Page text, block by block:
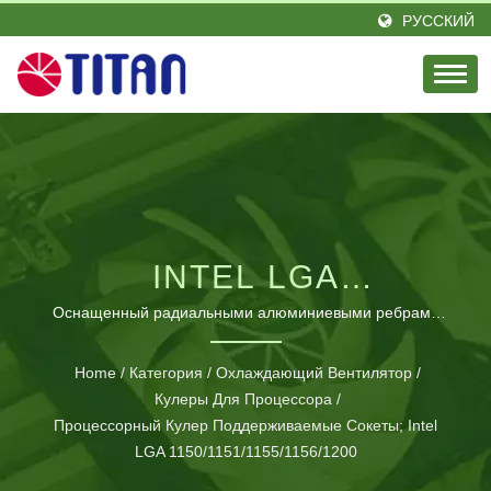
РУССКИЙ
INTEL LGA
1155/1156/1200 -
НИЗКОПРОФИЛЬНЫЙ
ВОЗДУШНЫЙ
ОХЛАДИТЕЛЬ ЦП С
Оснащенный радиальными алюминиевыми ребрами
охлаждения и бесшумным вентилятором, этот кулер для
ЦП может централизовать воздушный поток и
эффективно улучшить рассеивание тепла. / Компания
Titan основанна в 1989 году в Тайване, является
выдающимся лидером в области охлаждения
процессора с энтузиазмом и элитной инженерной
Home / Категория / Охлаждающий Вентилятор /
Кулеры Для Процессора /
Процессорный Кулер Поддерживаемые Сокеты; Intel
LGA 1150/1151/1155/1156/1200